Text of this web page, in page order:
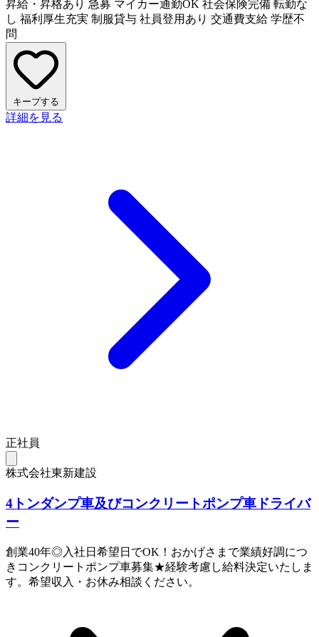
昇給・昇格あり 急募 マイカー通勤OK 社会保険完備 転勤な
し 福利厚生充実 制服貸与 社員登用あり 交通費支給 学歴不
問
キープする
詳細を見る
正社員
株式会社東新建設
4トンダンプ車及びコンクリートポンプ車ドライバ
ー
創業40年◎入社日希望日でOK！おかげさまで業績好調につ
きコンクリートポンプ車募集★経験考慮し給料決定いたしま
す。希望収入・お休み相談ください。